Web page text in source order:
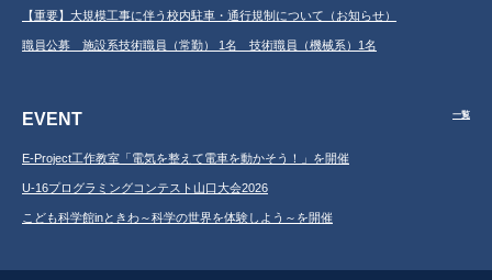
【重要】大規模工事に伴う校内駐車・通行規制について（お知らせ）
職員公募 施設系技術職員（常勤） 1名 技術職員（機械系）1名
EVENT 一覧
E-Project工作教室「電気を整えて電車を動かそう！」を開催
U-16プログラミングコンテスト山口大会2026
こども科学館inときわ～科学の世界を体験しよう～を開催